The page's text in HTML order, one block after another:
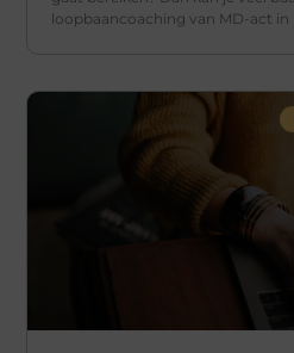
loopbaancoaching van MD-act in